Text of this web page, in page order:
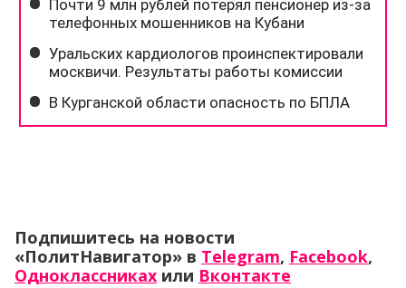
Подпишитесь на новости
«ПолитНавигатор» в Telegram, Facebook,
Одноклассниках или Вконтакте